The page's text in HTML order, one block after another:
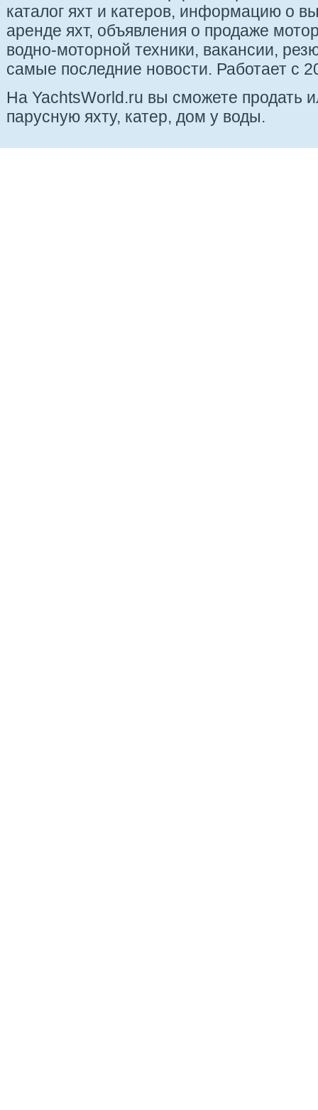
каталог яхт и катеров, информацию о
аренде яхт, объявления о продаже
водно-моторной техники, вакансии,
самые последние новости. Работает с
На YachtsWorld.ru вы сможете продать
парусную яхту, катер, дом у воды.